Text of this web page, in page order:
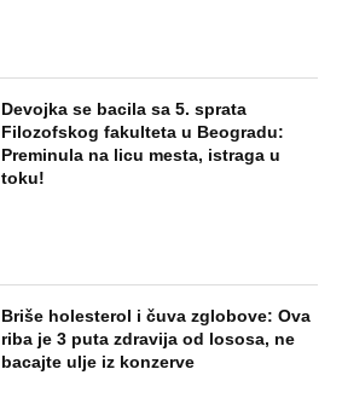
Devojka se bacila sa 5. sprata
Filozofskog fakulteta u Beogradu:
Preminula na licu mesta, istraga u
toku!
Briše holesterol i čuva zglobove: Ova
riba je 3 puta zdravija od lososa, ne
bacajte ulje iz konzerve